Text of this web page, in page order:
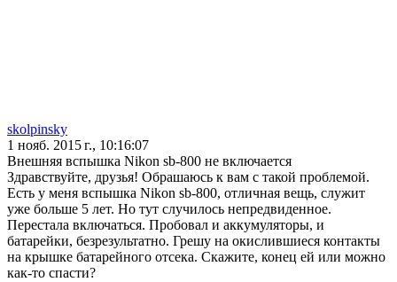
skolpinsky
1 нояб. 2015 г., 10:16:07
Внешняя вспышка Nikon sb-800 не включается
Здравствуйте, друзья! Обрашаюсь к вам с такой проблемой.
Есть у меня вспышка Nikon sb-800, отличная вещь, служит
уже больше 5 лет. Но тут случилось непредвиденное.
Перестала включаться. Пробовал и аккумуляторы, и
батарейки, безрезультатно. Грешу на окислившиеся контакты
на крышке батарейного отсека. Скажите, конец ей или можно
как-то спасти?